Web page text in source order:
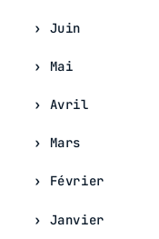
Juin
Mai
Avril
Mars
Février
Janvier